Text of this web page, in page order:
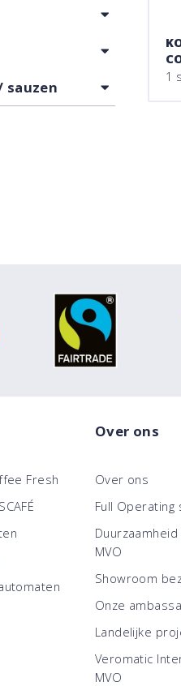
sauzen
1
Fresh
Over ons
Over ons
Full Operating
MVO
Showroom
Onze
Landelijke
Veromatic
MVO